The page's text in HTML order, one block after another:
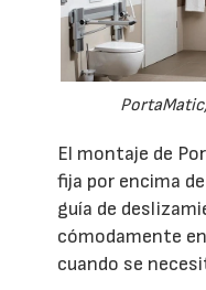
El montaje de
fija por encima
guía de
cómodamente
cuando se